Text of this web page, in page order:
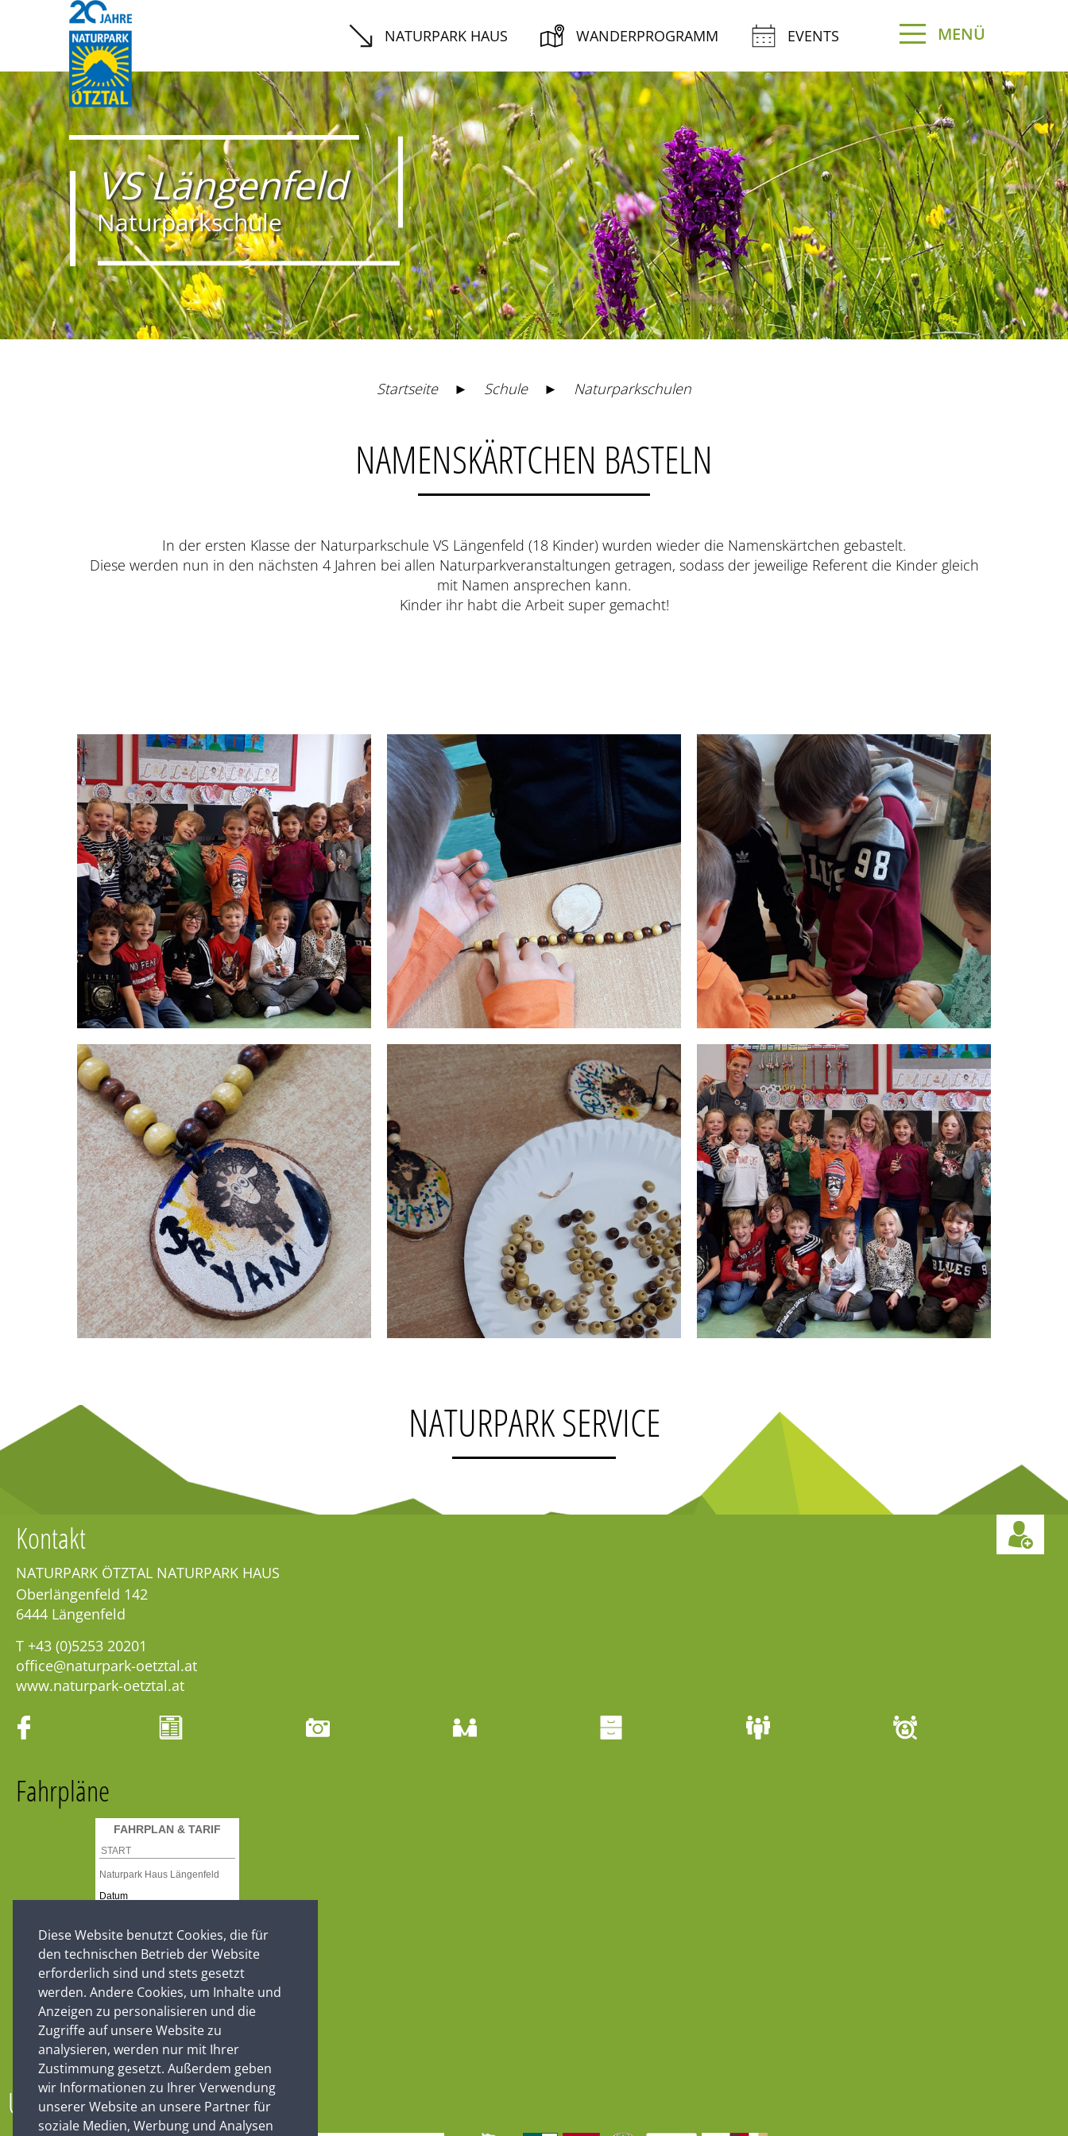
Diese Website benutzt Cookies, die für
den technischen Betrieb der Website
erforderlich sind und stets gesetzt
werden. Andere Cookies, um Inhalte und
Anzeigen zu personalisieren und die
Zugriffe auf unsere Website zu
analysieren, werden nur mit Ihrer
Zustimmung gesetzt. Außerdem geben
wir Informationen zu Ihrer Verwendung
unserer Website an unsere Partner für
soziale Medien, Werbung und Analysen
NATURPARK HAUS WANDERPROGRAMM EVENTS MENÜ
VS Längenfeld
Naturparkschule
Startseite ► Schule ► Naturparkschulen
NAMENSKÄRTCHEN BASTELN
In der ersten Klasse der Naturparkschule VS Längenfeld (18 Kinder) wurden wieder die Namenskärtchen gebastelt.
Diese werden nun in den nächsten 4 Jahren bei allen Naturparkveranstaltungen getragen, sodass der jeweilige Referent die Kinder gleich
mit Namen ansprechen kann.
Kinder ihr habt die Arbeit super gemacht!
NATURPARK SERVICE
Kontakt
NATURPARK ÖTZTAL NATURPARK HAUS
Oberlängenfeld 142
6444 Längenfeld
T +43 (0)5253 20201
office@naturpark-oetztal.at
www.naturpark-oetztal.at
Fahrpläne
Unsere Partner